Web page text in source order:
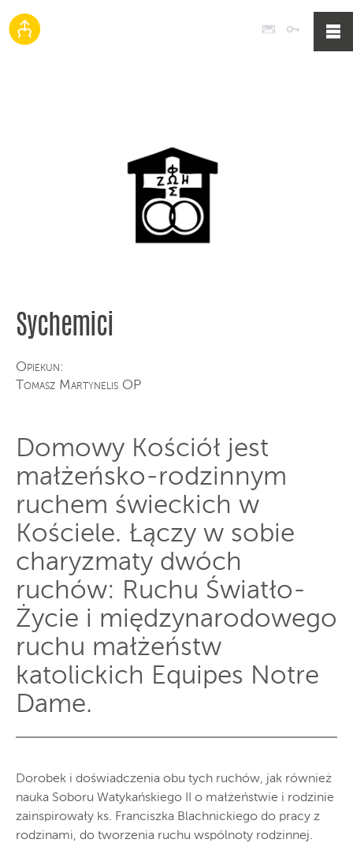
Poczta
Sychemici
Opiekun:
Tomasz Martynelis OP
Domowy Kościół jest
małżeńsko-rodzinnym
ruchem świeckich w
Kościele. Łączy w sobie
charyzmaty dwóch
ruchów: Ruchu Światło-
Życie i międzynarodowego
ruchu małżeństw
katolickich Equipes Notre
Dame.
Dorobek i doświadczenia obu tych ruchów, jak również
nauka Soboru Watykańskiego II o małżeństwie i rodzinie
zainspirowały ks. Franciszka Blachnickiego do pracy z
rodzinami, do tworzenia ruchu wspólnoty rodzinnej.